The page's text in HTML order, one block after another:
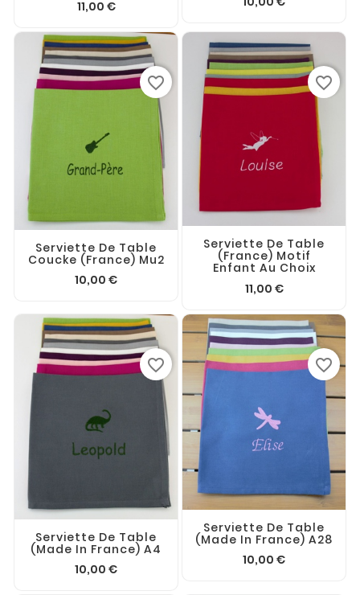
11,00 €
Serviette De Table
Coucke (France) Mu2
10,00 €
favorite_border
Serviette De Table
(France) Motif
Enfant Au Choix
11,00 €
favorite_border
Serviette De Table
(made In France) A4
10,00 €
favorite_border
Serviette De Table
(made In France) A28
10,00 €
favorite_border